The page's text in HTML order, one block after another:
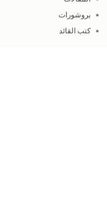
بروشورات
كتب القائد